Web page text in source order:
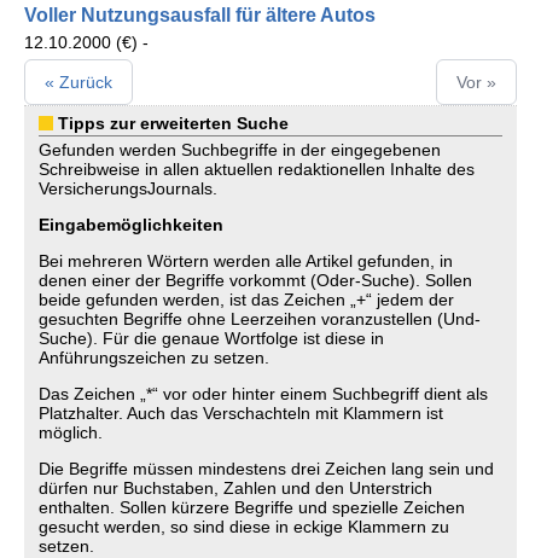
Voller Nutzungsausfall für ältere Autos
12.10.2000 (€) -
« Zurück Vor »
Tipps zur erweiterten Suche
Gefunden werden Suchbegriffe in der eingegebenen
Schreibweise in allen aktuellen redaktionellen Inhalte des
VersicherungsJournals.
Eingabemöglichkeiten
Bei mehreren Wörtern werden alle Artikel gefunden, in
denen einer der Begriffe vorkommt (Oder-Suche). Sollen
beide gefunden werden, ist das Zeichen „+“ jedem der
gesuchten Begriffe ohne Leerzeihen voranzustellen (Und-
Suche). Für die genaue Wortfolge ist diese in
Anführungszeichen zu setzen.
Das Zeichen „*“ vor oder hinter einem Suchbegriff dient als
Platzhalter. Auch das Verschachteln mit Klammern ist
möglich.
Die Begriffe müssen mindestens drei Zeichen lang sein und
dürfen nur Buchstaben, Zahlen und den Unterstrich
enthalten. Sollen kürzere Begriffe und spezielle Zeichen
gesucht werden, so sind diese in eckige Klammern zu
setzen.